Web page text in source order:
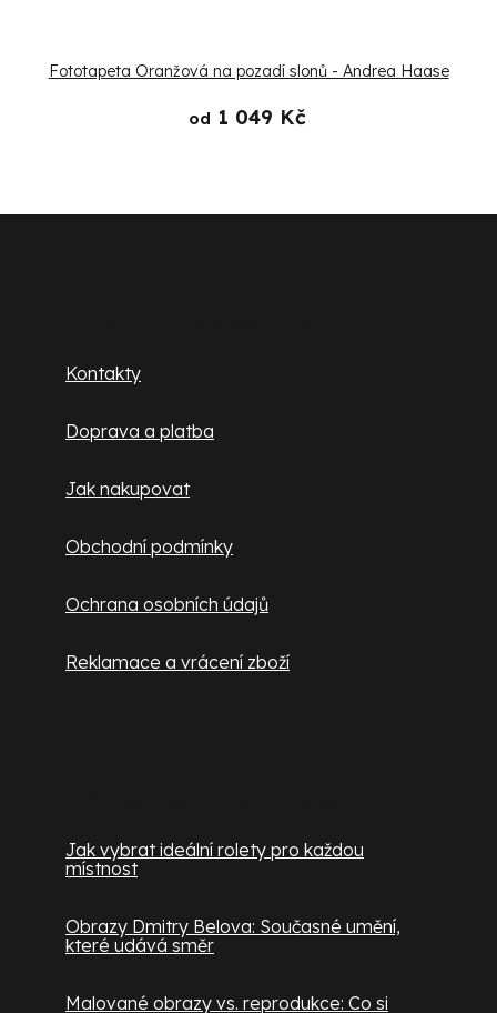
Fototapeta Oranžová na pozadí slonů - Andrea Haase
od 1 049 Kč
Kontakty
Doprava a platba
Jak nakupovat
Obchodní podmínky
Ochrana osobních údajů
Reklamace a vrácení zboží
Jak vybrat ideální rolety pro každou
místnost
Obrazy Dmitry Belova: Současné umění,
které udává směr
Malované obrazy vs. reprodukce: Co si